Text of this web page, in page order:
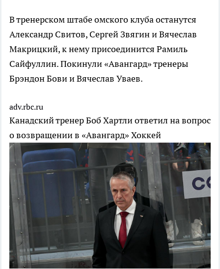
В тренерском штабе омского клуба останутся
Александр Свитов, Сергей Звягин и Вячеслав
Макрицкий, к нему присоединится Рамиль
Сайфуллин. Покинули «Авангард» тренеры
Брэндон Бови и Вячеслав Уваев.
adv.rbc.ru
Канадский тренер Боб Хартли ответил на вопрос
о возвращении в «Авангард» Хоккей